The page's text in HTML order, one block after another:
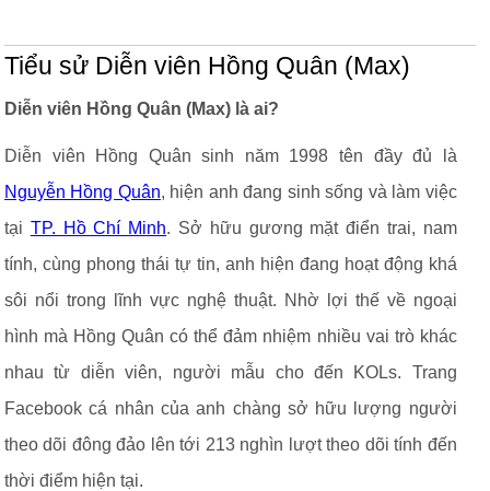
Tiểu sử Diễn viên Hồng Quân (Max)
Diễn viên Hồng Quân (Max) là ai?
Diễn viên Hồng Quân sinh năm 1998 tên đầy đủ là
Nguyễn Hồng Quân, hiện anh đang sinh sống và làm việc
tại TP. Hồ Chí Minh. Sở hữu gương mặt điển trai, nam
tính, cùng phong thái tự tin, anh hiện đang hoạt động khá
sôi nổi trong lĩnh vực nghệ thuật. Nhờ lợi thế về ngoại
hình mà Hồng Quân có thể đảm nhiệm nhiều vai trò khác
nhau từ diễn viên, người mẫu cho đến KOLs. Trang
Facebook cá nhân của anh chàng sở hữu lượng người
theo dõi đông đảo lên tới 213 nghìn lượt theo dõi tính đến
thời điểm hiện tại.